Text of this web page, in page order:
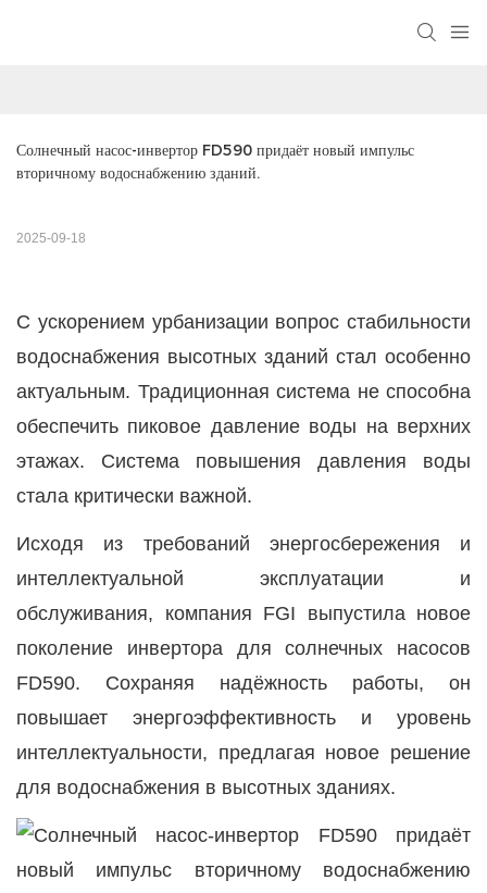
Солнечный насос-инвертор FD590 придаёт новый импульс
вторичному водоснабжению зданий.
2025-09-18
С ускорением урбанизации вопрос стабильности
водоснабжения высотных зданий стал особенно
актуальным. Традиционная система не способна
обеспечить пиковое давление воды на верхних
этажах. Система повышения давления воды
стала критически важной.
Исходя из требований энергосбережения и
интеллектуальной эксплуатации и
обслуживания, компания FGI выпустила новое
поколение инвертора для солнечных насосов
FD590. Сохраняя надёжность работы, он
повышает энергоэффективность и уровень
интеллектуальности, предлагая новое решение
для водоснабжения в высотных зданиях.